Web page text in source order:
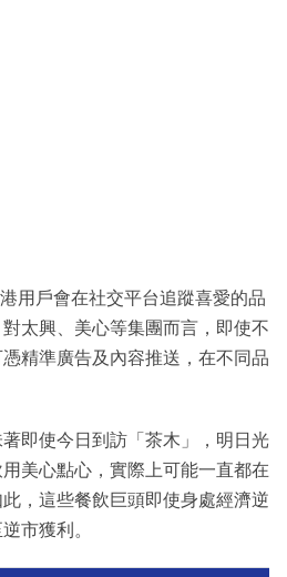
用戶會在社交平台追蹤喜愛的品
太興、美心等集團而言，即使不
精準廣告及內容推送，在不同品
即使今日到訪「茶木」，明日光
美心點心，實際上可能一直都在
，這些餐飲巨頭即使身處經濟逆
市獲利。